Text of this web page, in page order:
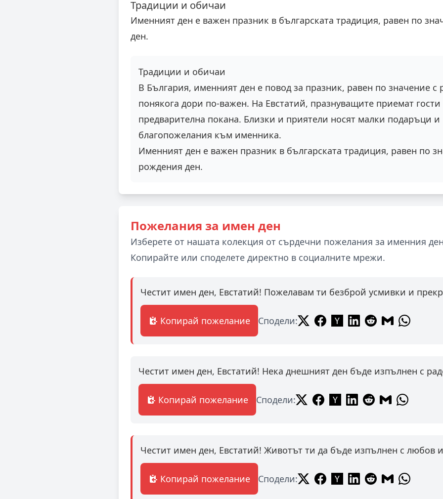
Традиции и обичаи
Именният ден е важен празник в българската традиция, равен по
ден.
Традиции и обичаи
В България, именният ден е повод за празник, равен по значение с
понякога дори по-важен. На Евстатий, празнуващите приемат
предварителна покана. Близки и приятели носят малки подаръци и
благопожелания към именника.
Именният ден е важен празник в българската традиция, равен по
рождения ден.
Пожелания за имен ден
Изберете от нашата колекция от сърдечни пожелания за именния
Копирайте или споделете директно в социалните мрежи.
Честит имен ден, Евстатий! Пожелавам ти безброй усмивки и
Копирай пожелание Сподели:
Честит имен ден, Евстатий! Нека днешният ден бъде изпълнен с
Копирай пожелание Сподели:
Честит имен ден, Евстатий! Животът ти да бъде изпълнен с любов
Копирай пожелание Сподели: